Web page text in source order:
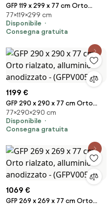
GFP 119 x 299 x 77 cm Orto
rialzato, alluminio anodizzato -
(GFPV00611)
77×119×299 cm
Disponibile
Consegna gratuita
1199 €
GFP 290 x 290 x 77 cm Orto
rialzato, alluminio anodizzato -
(GFPV00575)
77×290×290 cm
Disponibile
Consegna gratuita
1069 €
GFP 269 x 269 x 77 cm Orto